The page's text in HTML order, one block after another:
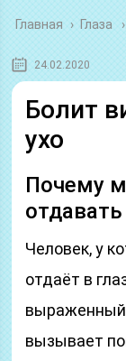
Главная › Глаза
24.02.2020
Болит
ухо
Почему
Человек, у
отдаёт в
выраженный
вызывает